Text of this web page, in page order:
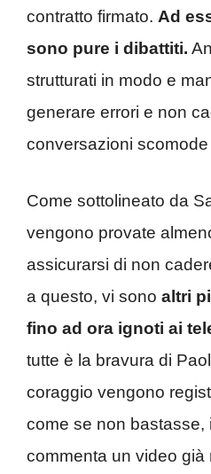
contratto firmato. Ad
sono pure i dibattiti.
strutturati in modo e
generare errori e non
conversazioni
Come sottolineato da
vengono provate
assicurarsi di non
a questo, vi sono altri
fino ad ora ignoti ai
tutte è la bravura di
coraggio vengono
come se non bastasse,
commenta un video già